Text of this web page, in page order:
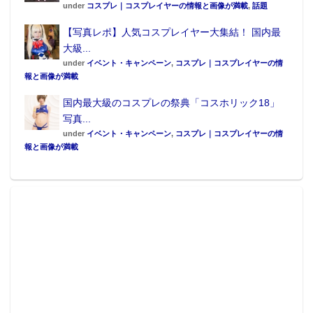
under コスプレ｜コスプレイヤーの情報と画像が満載, 話題
【写真レポ】人気コスプレイヤー大集結！ 国内最
大級...
under イベント・キャンペーン, コスプレ｜コスプレイヤーの情
報と画像が満載
国内最大級のコスプレの祭典「コスホリック18」
写真...
under イベント・キャンペーン, コスプレ｜コスプレイヤーの情
報と画像が満載